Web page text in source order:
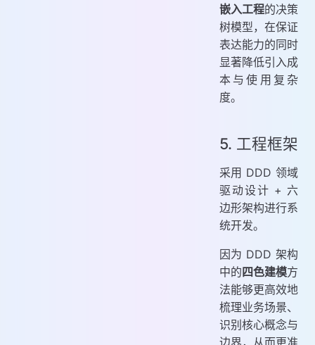
嵌入工程的决策
树模型，在保证
表达能力的同时
显著降低引入成
本与使用复杂
度。
5. 工程框架
采用 DDD 领域
驱动设计 + 六
边形架构进行系
统开发。
因为 DDD 架构
中的四色建模方
法能够更高效地
梳理业务场景、
识别核心概念与